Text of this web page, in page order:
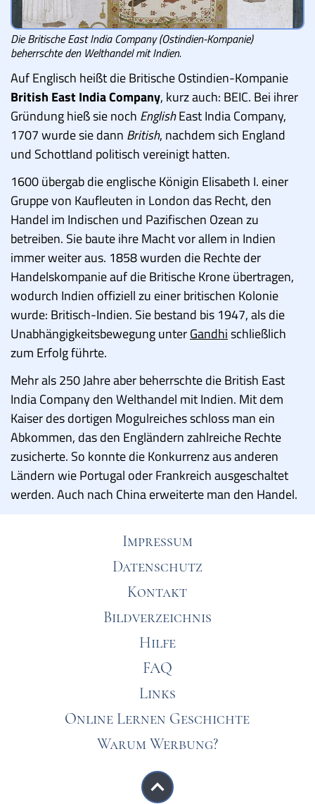
Die Britische East India Company (Ostindien-Kompanie)
beherrschte den Welthandel mit Indien.
Auf Englisch heißt die Britische Ostindien-Kompanie
British East India Company, kurz auch: BEIC. Bei ihrer
Gründung hieß sie noch EnglishEast India Company,
1707 wurde sie dann British, nachdem sich England
und Schottland politisch vereinigt hatten.
1600 übergab die englische Königin Elisabeth I. einer
Gruppe von Kaufleuten in London das Recht, den
Handel im Indischen und Pazifischen Ozean zu
betreiben. Sie baute ihre Macht vor allem in Indien
immer weiter aus. 1858 wurden die Rechte der
Handelskompanie auf die Britische Krone übertragen,
wodurch Indien offiziell zu einer britischen Kolonie
wurde: Britisch-Indien. Sie bestand bis 1947, als die
Unabhängigkeitsbewegung unterGandhischließlich
zum Erfolg führte.
Mehr als 250 Jahre aber beherrschte die British East
India Company den Welthandel mit Indien. Mit dem
Kaiser des dortigen Mogulreiches schloss man ein
Abkommen, das den Engländern zahlreiche Rechte
zusicherte. So konnte die Konkurrenz aus anderen
Ländern wie Portugal oder Frankreich ausgeschaltet
werden. Auch nach China erweiterte man den Handel.
Impressum
Datenschutz
Kontakt
Bildverzeichnis
Hilfe
FAQ
Links
Online Lernen Geschichte
Warum Werbung?